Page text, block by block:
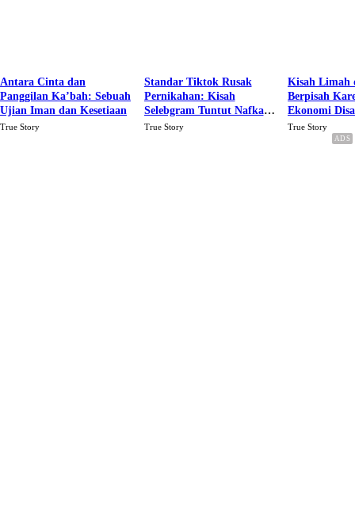
Antara Cinta dan
Panggilan Ka’bah: Sebuah
Ujian Iman dan Kesetiaan
True Story
Standar Tiktok Rusak
Pernikahan: Kisah
Selebgram Tuntut Nafkah
Rp.15 Juta Perbulan
True Story
Kisah Limah
Berpisah
Ekonomi
Karena Cinta
True Story